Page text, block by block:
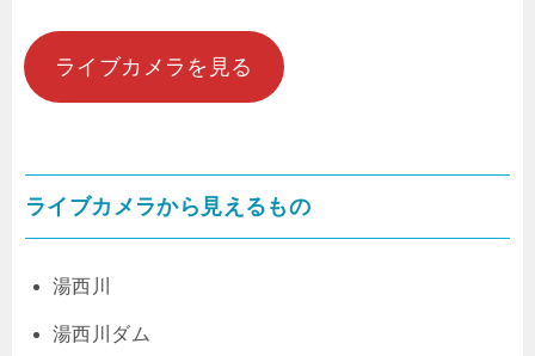
ライブカメラを見る
ライブカメラから見えるもの
湯西川
湯西川ダム